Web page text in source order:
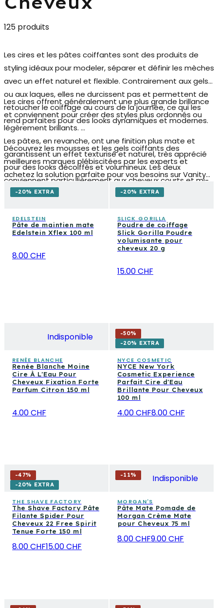
125 produits
Les cires et les pâtes coiffantes sont des produits de
styling idéaux pour modeler, séparer et définir les mèches
avec un effet naturel et flexible. Contrairement aux gels
ou aux laques, elles ne durcissent pas et permettent de
retoucher le coiffage au cours de la journée, ce qui les
rend parfaites pour des looks dynamiques et modernes.
Les cires offrent généralement une plus grande brillance
et conviennent pour créer des styles plus ordonnés ou
légèrement brillants.
Les pâtes, en revanche, ont une finition plus mate et
garantissent un effet texturiséet naturel, très apprécié
pour des looks décoiffés et volumineux. Les deux
conviennent particulièrement aux cheveux courts et mi-
longs, mais peuvent aussi être utilisées pour définir des
Découvrez les mousses et les gels coiffants des
meilleures marques plébiscitées par les experts et
achetez la solution parfaite pour vos besoins sur Vanity
Stock.
-20% EXTRA
EDELSTEIN
Pâte de maintien mate
Edelstein Xflex 100 ml
8.00 CHF
-20% EXTRA
SLICK GORILLA
Poudre de coiffage
Slick Gorilla Poudre
volumisante pour
cheveux 20 g
15.00 CHF
Indisponible
RENÉE BLANCHE
Renée Blanche Moine
Cire À L'Eau Pour
Cheveux Fixation Forte
Parfum Citron 150 ml
4.00 CHF
-50%
-20% EXTRA
NYCE COSMETIC
NYCE New York
Cosmetic Experience
Parfait Cire d'Eau
Brillante Pour Cheveux
100 ml
4.00 CHF8.00 CHF
-47%
-20% EXTRA
THE SHAVE FACTORY
The Shave Factory Pâte
Filante Spider Pour
Cheveux 22 Free Spirit
Tenue Forte 150 ml
8.00 CHF15.00 CHF
-11% Indisponible
MORGAN'S
Pâte Mate Pomade de
Morgan Crème Mate
pour Cheveux 75 ml
8.00 CHF9.00 CHF